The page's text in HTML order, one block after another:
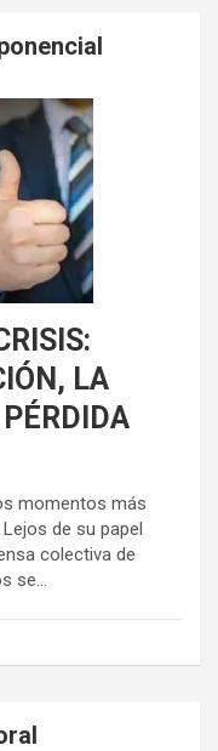
LA
momentos más
de su papel
colectiva de
se...